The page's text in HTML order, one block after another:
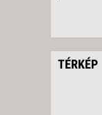
TÉRKÉP